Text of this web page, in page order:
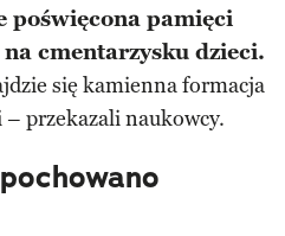
poświęcona pamięci
cmentarzysku dzieci.
się kamienna formacja
– przekazali naukowcy.